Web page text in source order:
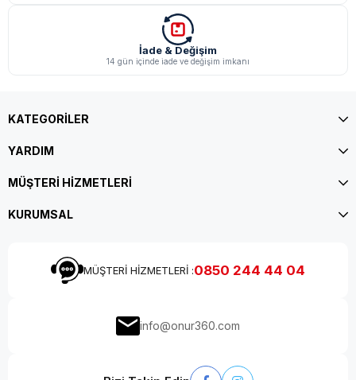
İade & Değişim
14 gün içinde iade ve değişim imkanı
KATEGORİLER
YARDIM
MÜŞTERİ HİZMETLERİ
KURUMSAL
MÜŞTERİ HİZMETLERİ :0850 244 44 04
info@onur360.com